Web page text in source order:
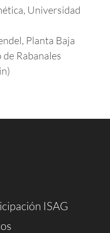
Universidad
Planta Baja
Rabanales
ISAG